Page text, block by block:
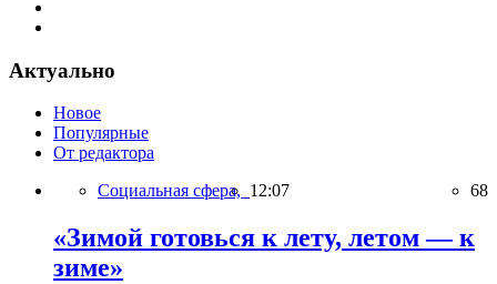
Актуально
Новое
Популярные
От редактора
Социальная сфера, 12:07 68
«Зимой готовься к лету, летом — к
зиме»